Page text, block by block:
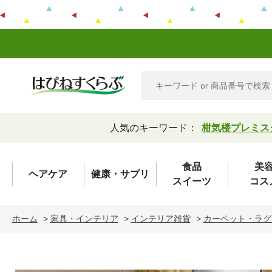
人気のキーワード： 柑気楼プレミス
ヘアケア 健康・サプリ
食品
スイーツ
美
コス
ホーム > 家具・インテリア > インテリア雑貨 > カーペット・ラ